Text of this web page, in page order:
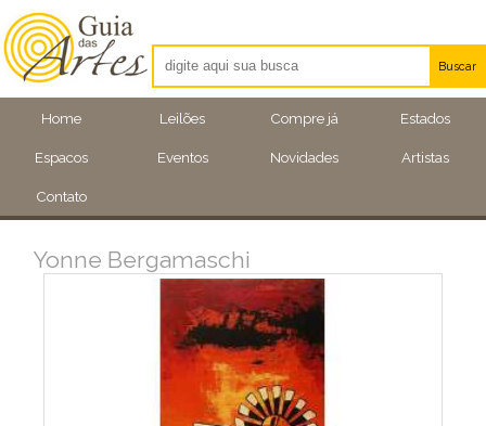
Home Leilões Compre já Estados
Espacos Eventos Novidades Artistas
Contato
Buscar
Artistas
Eventos
Yonne Bergamaschi